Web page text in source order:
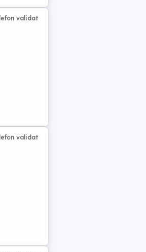
validat
validat